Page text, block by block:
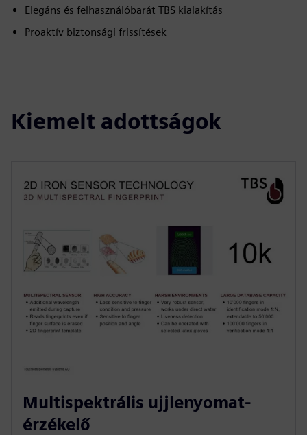
Elegáns és felhasználóbarát TBS kialakítás
Proaktív biztonsági frissítések
Kiemelt adottságok
Multispektrális ujjlenyomat-
érzékelő